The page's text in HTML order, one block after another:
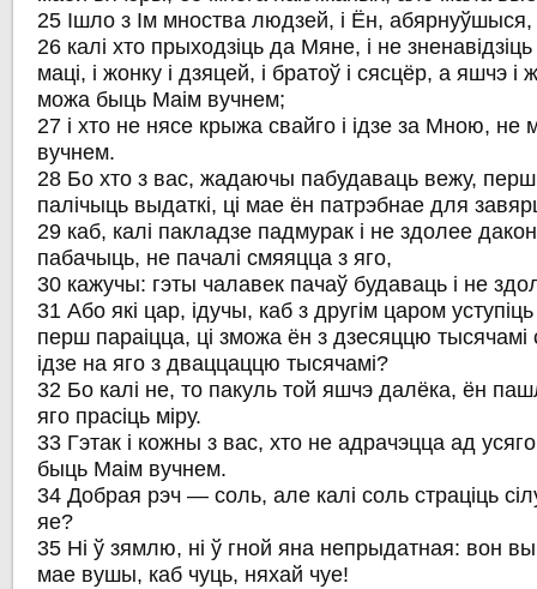
25 Ішло з Ім мноства людзей, і Ён, абярнуўшыся,
26 калі хто прыходзіць да Мяне, і не
маці, і жонку і дзяцей, і братоў і сясцёр, а яшчэ
можа быць Маім вучнем;
27 і хто не нясе крыжа свайго і ідзе за Мною,
вучнем.
28 Бо хто з вас, жадаючы пабудаваць вежу, перш
палічыць выдаткі, ці мае ён патрэбнае для
29 каб, калі пакладзе падмурак і не здолее
пабачыць, не пачалі смяяцца з яго,
30 кажучы: гэты чалавек пачаў будаваць і не
31 Або які цар, ідучы, каб з другім царом
перш параіцца, ці зможа ён з дзесяццю тысячамі
ідзе на яго з дваццаццю тысячамі?
32 Бо калі не, то пакуль той яшчэ далёка, ён
яго прасіць міру.
33 Гэтак і кожны з вас, хто не адрачэцца ад
быць Маім вучнем.
34 Добрая рэч — соль, але калі соль страціць
яе?
35 Ні ў зямлю, ні ў гной яна непрыдатная: вон
мае вушы, каб чуць, няхай чуе!